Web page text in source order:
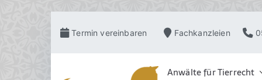
InhaltTermin vereinbaren Fachkanzleien
Anwälte für Tierrecht